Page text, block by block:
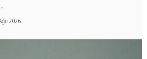
2026